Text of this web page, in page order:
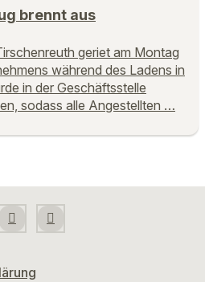
brennt aus
geriet am Montag
während des Ladens in
in der Geschäftsstelle
sodass alle Angestellten …